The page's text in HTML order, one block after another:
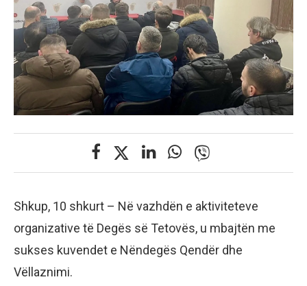
Shkup, 10 shkurt – Në vazhdën e aktiviteteve
organizative të Degës së Tetovës, u mbajtën me
sukses kuvendet e Nëndegës Qendër dhe
Vëllaznimi.